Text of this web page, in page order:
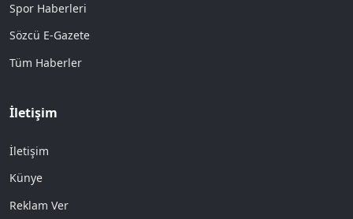
Spor Haberleri
Sözcü E-Gazete
Tüm Haberler
İletişim
İletişim
Künye
Reklam Ver